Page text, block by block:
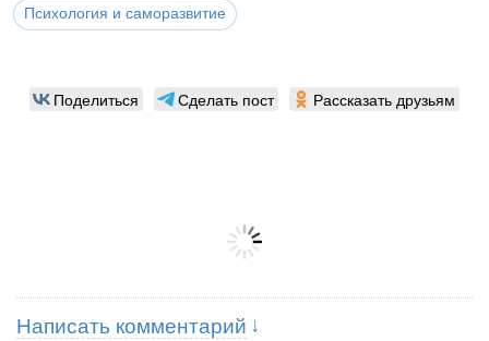
Психология и саморазвитие
Поделиться Сделать пост Рассказать друзьям
Написать комментарий